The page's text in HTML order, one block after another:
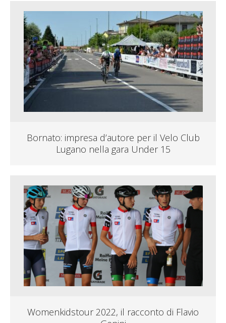
Bornato: impresa d’autore per il Velo Club
Lugano nella gara Under 15
Womenkidstour 2022, il racconto di Flavio